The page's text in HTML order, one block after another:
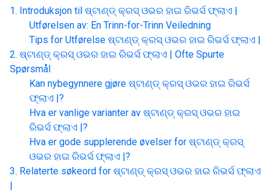
Introduksjon til ଷ୍ଟାଣ୍ଡ୍ କ୍ରସ୍ ଓଭର ହାଇ ରିଭର୍ସ ଫ୍ଲାଏ |
Utførelsen av: En Trinn-for-Trinn Veiledning
Tips for Utførelse ଷ୍ଟାଣ୍ଡ୍ କ୍ରସ୍ ଓଭର ହାଇ ରିଭର୍ସ ଫ୍ଲାଏ |
ଷ୍ଟାଣ୍ଡ୍ କ୍ରସ୍ ଓଭର ହାଇ ରିଭର୍ସ ଫ୍ଲାଏ | Ofte Spurte
Spørsmål
Kan nybegynnere gjøre ଷ୍ଟାଣ୍ଡ୍ କ୍ରସ୍ ଓଭର ହାଇ ରିଭର୍ସ
ଫ୍ଲାଏ |?
Hva er vanlige varianter av ଷ୍ଟାଣ୍ଡ୍ କ୍ରସ୍ ଓଭର ହାଇ
ରିଭର୍ସ ଫ୍ଲାଏ |?
Hva er gode supplerende øvelser for ଷ୍ଟାଣ୍ଡ୍ କ୍ରସ୍
ଓଭର ହାଇ ରିଭର୍ସ ଫ୍ଲାଏ |?
Relaterte søkeord for ଷ୍ଟାଣ୍ଡ୍ କ୍ରସ୍ ଓଭର ହାଇ ରିଭର୍ସ ଫ୍ଲାଏ
|